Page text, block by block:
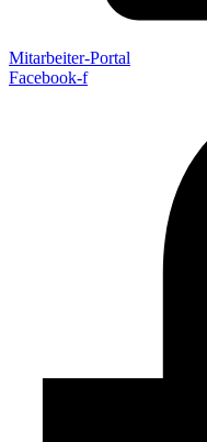
Mitarbeiter-Portal
Facebook-f